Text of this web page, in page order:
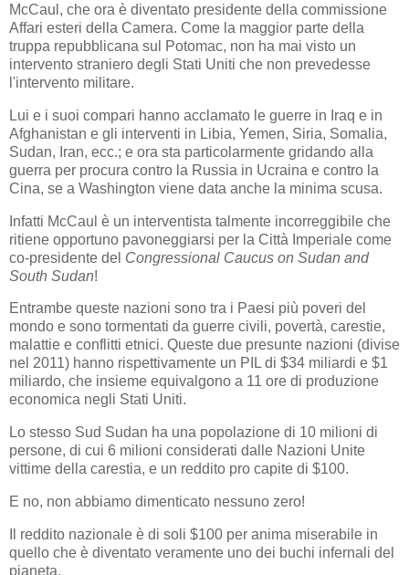
McCaul, che ora è diventato presidente della commissione
Affari esteri della Camera. Come la maggior parte della
truppa repubblicana sul Potomac, non ha mai visto un
intervento straniero degli Stati Uniti che non prevedesse
l'intervento militare.
Lui e i suoi compari hanno acclamato le guerre in Iraq e in
Afghanistan e gli interventi in Libia, Yemen, Siria, Somalia,
Sudan, Iran, ecc.; e ora sta particolarmente gridando alla
guerra per procura contro la Russia in Ucraina e contro la
Cina, se a Washington viene data anche la minima scusa.
Infatti McCaul è un interventista talmente incorreggibile che
ritiene opportuno pavoneggiarsi per la Città Imperiale come
co-presidente del Congressional Caucus on Sudan and
South Sudan!
Entrambe queste nazioni sono tra i Paesi più poveri del
mondo e sono tormentati da guerre civili, povertà, carestie,
malattie e conflitti etnici. Queste due presunte nazioni (divise
nel 2011) hanno rispettivamente un PIL di $34 miliardi e $1
miliardo, che insieme equivalgono a 11 ore di produzione
economica negli Stati Uniti.
Lo stesso Sud Sudan ha una popolazione di 10 milioni di
persone, di cui 6 milioni considerati dalle Nazioni Unite
vittime della carestia, e un reddito pro capite di $100.
E no, non abbiamo dimenticato nessuno zero!
Il reddito nazionale è di soli $100 per anima miserabile in
quello che è diventato veramente uno dei buchi infernali del
pianeta.